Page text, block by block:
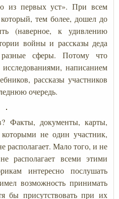
из первых уст». При всем
тем более, дошел до
(наверное, к удивлению
войны и рассказы деда
сферы. Потому что
написанием
рассказы участников
очередь.
Факты, документы, карты,
не один участник,
располагает. Мало того, и не
располагает всеми этими
интересно послушать
возможность принимать
бы присутствовать при их